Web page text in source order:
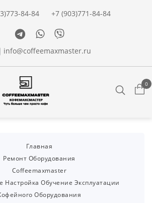
84-84
+7 (903)771-84-84
TelegramWhatsapp
Viber
info@coffeemaxmaster.ru
0
Главная
Ремонт Оборудования
Coffeemaxmaster
Настройка Обучение Эксплуатации
Оборудования